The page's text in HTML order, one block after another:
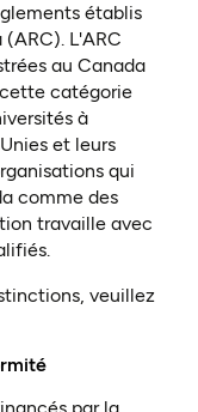
établis
L'ARC
au Canada
catégorie
à
et leurs
qui
comme des
travaille avec
veuillez